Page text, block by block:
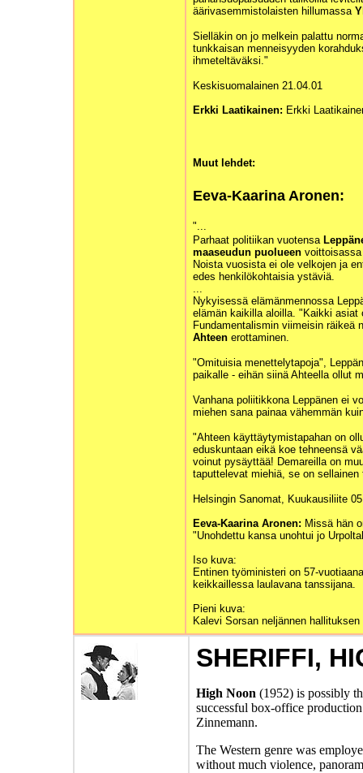
äärivasemmistolaisten hillumassa
Sielläkin on jo melkein palattu
tunkkaisan menneisyyden
ihmeteltäväksi."
Keskisuomalainen 21.04.01
Erkki Laatikainen: Erkki
Muut lehdet:
Eeva-Kaarina Aronen:
"...
Parhaat politiikan vuotensa
maaseudun puolueen
Noista vuosista ei ole velkojen ja
edes henkilökohtaisia ystäviä.
...
Nykyisessä elämänmennossa
elämän kaikilla aloilla. "Kaikki
Fundamentalismin viimeisin räikeä
Ahteen erottaminen.
"Omituisia menettelytapoja",
paikalle - eihän siinä Ahteella ollut
Vanhana poliitikkona Leppänen ei
miehen sana painaa vähemmän
"Ahteen käyttäytymistapahan on
eduskuntaan eikä koe tehneensä
voinut pysäyttää! Demareilla on
taputtelevat miehiä, se on
Helsingin Sanomat, Kuukausiliite
Eeva-Kaarina Aronen: Missä hän
"Unohdettu kansa unohtui jo
Iso kuva:
Entinen työministeri on 57-
keikkaillessa laulavana tanssijana.
Pieni kuva:
Kalevi Sorsan neljännen
SHERIFFI,
High Noon (1952) is possibly
successful box-office
Zinnemann.
The Western genre was
without much violence,